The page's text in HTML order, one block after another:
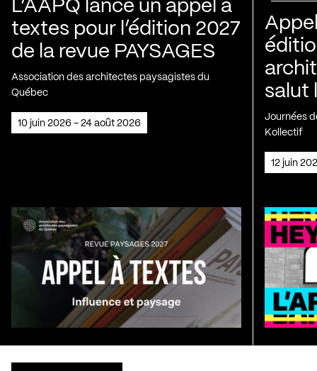
L’AAPQ lance un appel à
textes pour l’édition 2027
de la revue PAYSAGES
Association des architectes paysagistes du
Québec
10 juin 2026 - 24 août 2026
salut
Journées
Kollectif
12 juin